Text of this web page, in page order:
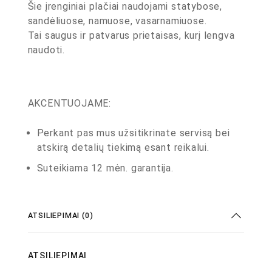
Šie įrenginiai plačiai naudojami statybose,
sandėliuose, namuose, vasarnamiuose.
Tai saugus ir patvarus prietaisas, kurį lengva
naudoti.
AKCENTUOJAME:
Perkant pas mus užsitikrinate servisą bei
atskirą detalių tiekimą esant reikalui.
Suteikiama 12 mėn. garantija.
ATSILIEPIMAI (0)
ATSILIEPIMAI